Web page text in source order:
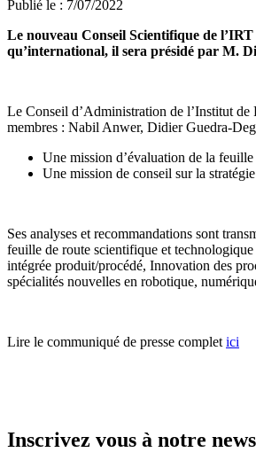
Publié le : 7/07/2022
Le nouveau Conseil Scientifique de
qu’international, il sera présidé par M.
Le Conseil d’Administration de l’Institut
membres : Nabil Anwer, Didier Guedra-
Une mission d’évaluation de la
Une mission de conseil sur la
Ses analyses et recommandations sont
feuille de route scientifique et
intégrée produit/procédé, Innovation des
spécialités nouvelles en robotique,
Lire le communiqué de presse complet ici
Inscrivez vous à notre